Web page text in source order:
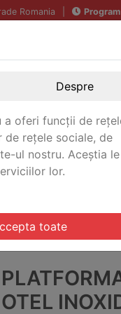
Romania
Ohaus VFS-
OTEL
Despre
a oferi funcții de
de rețele sociale, de
ul nostru. Aceștia
lor.
toate